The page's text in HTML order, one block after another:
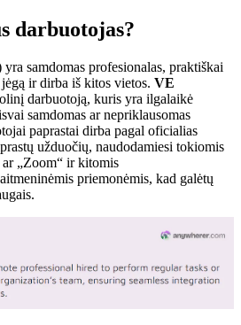
darbuotojas?
samdomas profesionalas, praktiškai
ir dirba iš kitos vietos. VE
darbuotoją, kuris yra ilgalaikė
samdomas ar nepriklausomas
paprastai dirba pagal oficialias
užduočių, naudodamiesi tokiomis
„Zoom“ ir kitomis
priemonėmis, kad galėtų